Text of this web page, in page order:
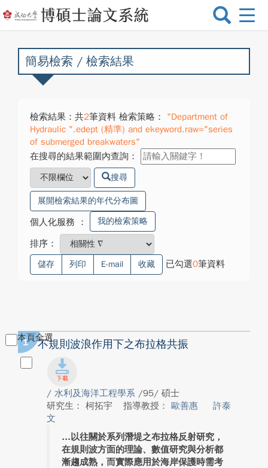
選
換
簡易檢索 / 檢索結果
檢索結果：共2筆資料 檢索策略：
"Department of
Hydraulic ".edept (精準) and ekeyword.raw="series
of submerged breakwaters"
在搜尋的結果範圍內查詢：
搜尋
展開檢索結果的年代分布圖
個人化服務 ： 我的檢索策略
排序：
儲存 列印 E-mail 收藏 已勾選0筆資料
本頁全選
1 不規則波浪作用下之布拉格共振
/ 水利及海洋工程學系 /95/ 碩士
研究生： 柯拓宇
指導教授： 歐善惠
許泰
文
以往關於系列潛堤之布拉格反射研究，
在規則波方面的理論、數值研究與分析都
漸趨成熟，而實際應用於海岸保護時需考